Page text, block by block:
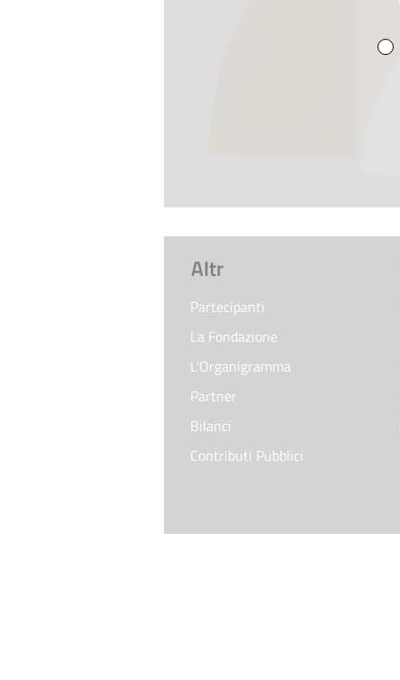
AItr
Partecipanti
La Fondazione
L'Organigramma
Partner
Bilanci
Contributi Pubblici